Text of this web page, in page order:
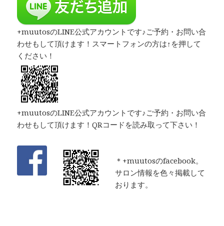
+muutosのLINE公式アカウントです♪ご予約・お問い合
わせもして頂けます！スマートフォンの方は↑を押して
ください！
+muutosのLINE公式アカウントです♪ご予約・お問い合
わせもして頂けます！QRコードを読み取って下さい！
＊+muutosのfacebook。
サロン情報を色々掲載して
おります。